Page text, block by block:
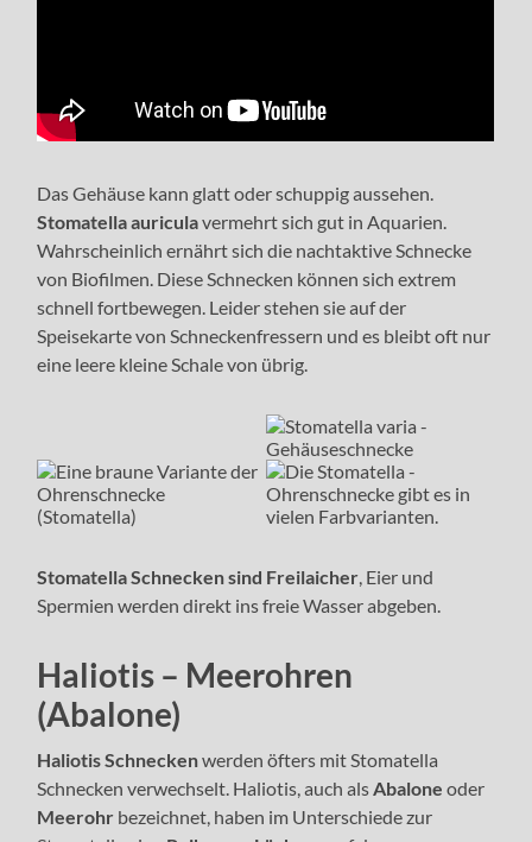
Das Gehäuse kann glatt oder schuppig aussehen.
Stomatella auriculavermehrt sich gut in Aquarien.
Wahrscheinlich ernährt sich die nachtaktive Schnecke
von Biofilmen. Diese Schnecken können sich extrem
schnell fortbewegen. Leider stehen sie auf der
Speisekarte von Schneckenfressern und es bleibt oft nur
eine leere kleine Schale von übrig.
Stomatella Schnecken sind Freilaicher, Eier und
Spermien werden direkt ins freie Wasser abgeben.
Haliotis – Meerohren
(Abalone)
Haliotis Schneckenwerden öfters mit Stomatella
Schnecken verwechselt. Haliotis, auch alsAbalone oder
Meerohr bezeichnet, haben im Unterschiede zur